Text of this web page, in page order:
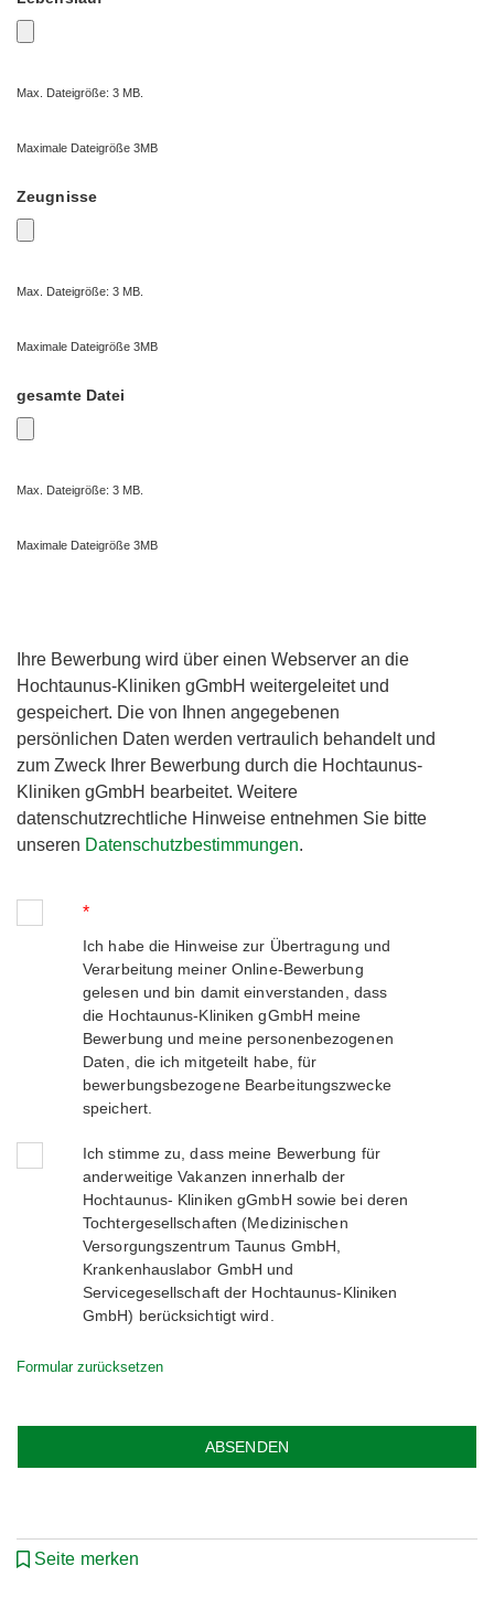
Max. Dateigröße: 3 MB.
Maximale Dateigröße 3MB
Zeugnisse
Max. Dateigröße: 3 MB.
Maximale Dateigröße 3MB
gesamte Datei
Max. Dateigröße: 3 MB.
Maximale Dateigröße 3MB
Ihre Bewerbung wird über einen Webserver an die
Hochtaunus-Kliniken gGmbH weitergeleitet und
gespeichert. Die von Ihnen angegebenen
persönlichen Daten werden vertraulich behandelt und
zum Zweck Ihrer Bewerbung durch die Hochtaunus-
Kliniken gGmbH bearbeitet. Weitere
datenschutzrechtliche Hinweise entnehmen Sie bitte
unseren Datenschutzbestimmungen.
*
Ich habe die Hinweise zur Übertragung und
Verarbeitung meiner Online-Bewerbung
gelesen und bin damit einverstanden, dass
die Hochtaunus-Kliniken gGmbH meine
Bewerbung und meine personenbezogenen
Daten, die ich mitgeteilt habe, für
bewerbungsbezogene Bearbeitungszwecke
speichert.
Ich stimme zu, dass meine Bewerbung für
anderweitige Vakanzen innerhalb der
Hochtaunus- Kliniken gGmbH sowie bei deren
Tochtergesellschaften (Medizinischen
Versorgungszentrum Taunus GmbH,
Krankenhauslabor GmbH und
Servicegesellschaft der Hochtaunus-Kliniken
GmbH) berücksichtigt wird.
Seite merken